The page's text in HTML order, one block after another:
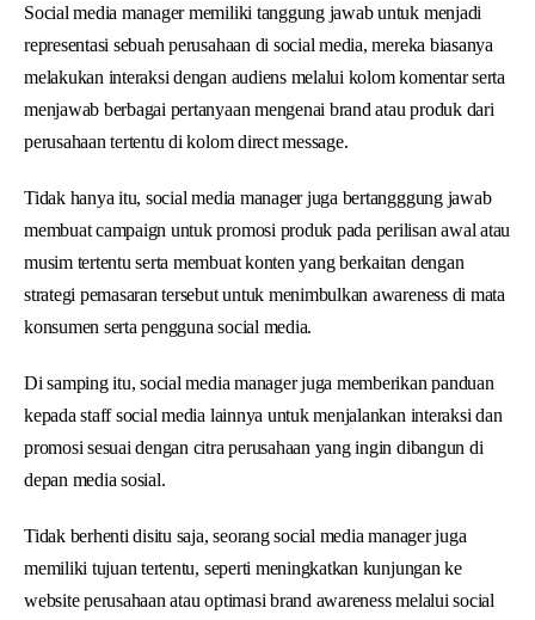
Social media manager memiliki tanggung jawab untuk menjadi
representasi sebuah perusahaan di social media, mereka biasanya
melakukan interaksi dengan audiens melalui kolom komentar serta
menjawab berbagai pertanyaan mengenai brand atau produk dari
perusahaan tertentu di kolom direct message.
Tidak hanya itu, social media manager juga bertangggung jawab
membuat campaign untuk promosi produk pada perilisan awal atau
musim tertentu serta membuat konten yang berkaitan dengan
strategi pemasaran tersebut untuk menimbulkan awareness di mata
konsumen serta pengguna social media.
Di samping itu, social media manager juga memberikan panduan
kepada staff social media lainnya untuk menjalankan interaksi dan
promosi sesuai dengan citra perusahaan yang ingin dibangun di
depan media sosial.
Tidak berhenti disitu saja, seorang social media manager juga
memiliki tujuan tertentu, seperti meningkatkan kunjungan ke
website perusahaan atau optimasi brand awareness melalui social